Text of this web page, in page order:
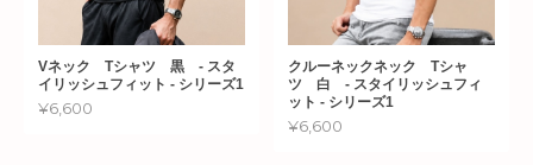
Vネック Tシャツ 黒 - スタ
イリッシュフィット - シリーズ1
¥6,600
クルーネックネック Tシャ
ツ 白 - スタイリッシュフィ
ット - シリーズ1
¥6,600